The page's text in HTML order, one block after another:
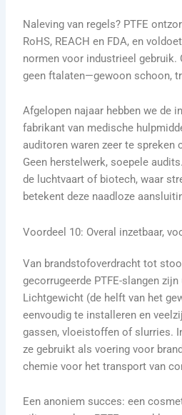
Naleving van regels? PTFE
RoHS, REACH en FDA, en
normen voor industrieel gebruik.
geen ftalaten—gewoon schoon,
Afgelopen najaar hebben we de
fabrikant van medische
auditoren waren zeer te spreken
Geen herstelwerk, soepele
de luchtvaart of biotech, waar
betekent deze naadloze
Voordeel 10: Overal inzetbaar,
Van brandstofoverdracht tot
gecorrugeerde PTFE-slangen
Lichtgewicht (de helft van het
eenvoudig te installeren en
gassen, vloeistoffen of slurries.
ze gebruikt als voering voor
chemie voor het transport van
Een anoniem succes: een